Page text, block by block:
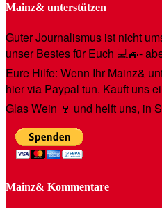
Mainz& unterstützen
Guter Journalismus ist nicht
unser Bestes für Euch 💻🚙-
Eure Hilfe: Wenn Ihr Mainz&
hier via Paypal tun. Kauft uns
Glas Wein 🍷 und helft uns, in
Mainz& Kommentare